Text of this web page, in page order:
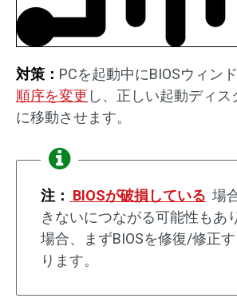
対策： PCを起動中にBIOSウィン
順序を変更 し、正しい起動ディ
に移動させます。
注： BIOSが破損している 場
きないにつながる可能性もあ
場合、まずBIOSを修復/修正
ります。